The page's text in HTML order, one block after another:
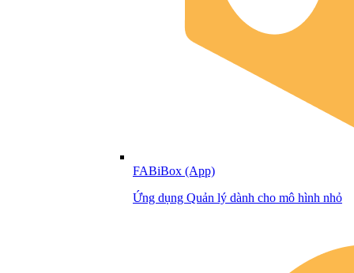
FABiBox (App)
Ứng dụng Quản lý dành cho mô hình nhỏ